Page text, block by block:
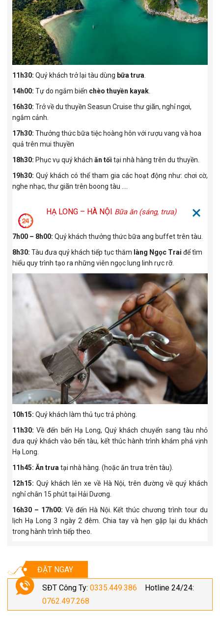
11h30: Quý khách trở lại tàu dùng bữa trưa
14h00: Tự do ngắm biển chèo thuyền kayak
16h30: Trở về du thuyền Seasun Cruise thư giãn, nghỉ ngơi,
ngắm cảnh.
17h30: Thưởng thức bữa tiệc hoàng hôn với rượu vang và hoa
quả trên mui thuyền
18h30: Phục vụ quý khách ăn tối tại nhà hàng trên du thuyền.
19h30: Quý khách có thể tham gia các hoạt động như: chơi cờ,
nghe nhạc, thư giãn trên boong tàu ….
HẠ LONG – HÀ NỘI Bữa ăn (sáng, trưa)
7h00 – 8h00: Quý khách thưởng thức bữa ang buffet trên tàu.
8h30: Tàu đưa quý khách tiếp tục thăm làng Ngọc Trai để tìm
hiểu quy trình tạo ra những viên ngọc lung linh rực rỡ.
10h15: Quý khách làm thủ tục trả phòng.
11h30: Về đến bến Hạ Long, Quý khách chuyển sang tàu nhỏ
đưa quý khách vào bến tàu, kết thúc hành trình khám phá vịnh
Hạ Long.
11h45: Ăn trưa tại nhà hàng. (hoặc ăn trưa trên tàu).
12h15: Quý khách lên xe về Hà Nội, trên đường về quý khách
nghỉ chân 15 phút tại Hải Dương.
16h30 – 17h00: Về đến Hà Nội. Kết thúc chương trình tour du
lịch Hạ Long 3 ngày 2 đêm. Chia tay và hẹn gặp lại du khách
trong hành trình tiếp theo.
ĐẶT NGAY
SĐT Công Ty: 0335.449.386 Hotline 24/24:
0762.497.268